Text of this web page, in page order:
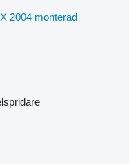
2004 monterad